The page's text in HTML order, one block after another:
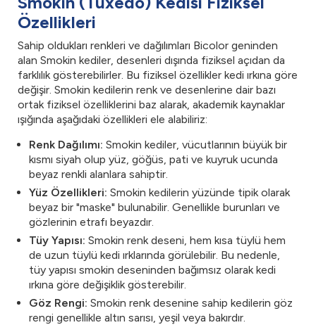
Özellikleri
Sahip oldukları renkleri ve dağılımları Bicolor geninden
alan Smokin kediler, desenleri dışında fiziksel açıdan da
farklılık gösterebilirler. Bu fiziksel özellikler kedi ırkına göre
değişir. Smokin kedilerin renk ve desenlerine dair bazı
ortak fiziksel özelliklerini baz alarak, akademik kaynaklar
ışığında aşağıdaki özellikleri ele alabiliriz:
Renk Dağılımı: Smokin kediler, vücutlarının büyük bir
kısmı siyah olup yüz, göğüs, pati ve kuyruk ucunda
beyaz renkli alanlara sahiptir.
Yüz Özellikleri: Smokin kedilerin yüzünde tipik olarak
beyaz bir "maske" bulunabilir. Genellikle burunları ve
gözlerinin etrafı beyazdır.
Tüy Yapısı: Smokin renk deseni, hem kısa tüylü hem
de uzun tüylü kedi ırklarında görülebilir. Bu nedenle,
tüy yapısı smokin deseninden bağımsız olarak kedi
ırkına göre değişiklik gösterebilir.
Göz Rengi: Smokin renk desenine sahip kedilerin göz
rengi genellikle altın sarısı, yeşil veya bakırdır.